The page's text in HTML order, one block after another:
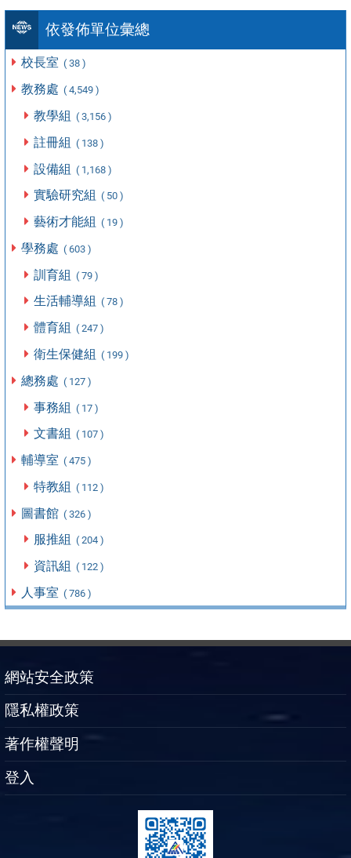
依發佈單位彙總
校長室 ( 38 )
教務處 ( 4,549 )
教學組 ( 3,156 )
註冊組 ( 138 )
設備組 ( 1,168 )
實驗研究組 ( 50 )
藝術才能組 ( 19 )
學務處 ( 603 )
訓育組 ( 79 )
生活輔導組 ( 78 )
體育組 ( 247 )
衛生保健組 ( 199 )
總務處 ( 127 )
事務組 ( 17 )
文書組 ( 107 )
輔導室 ( 475 )
特教組 ( 112 )
圖書館 ( 326 )
服推組 ( 204 )
資訊組 ( 122 )
人事室 ( 786 )
網站安全政策
隱私權政策
著作權聲明
登入